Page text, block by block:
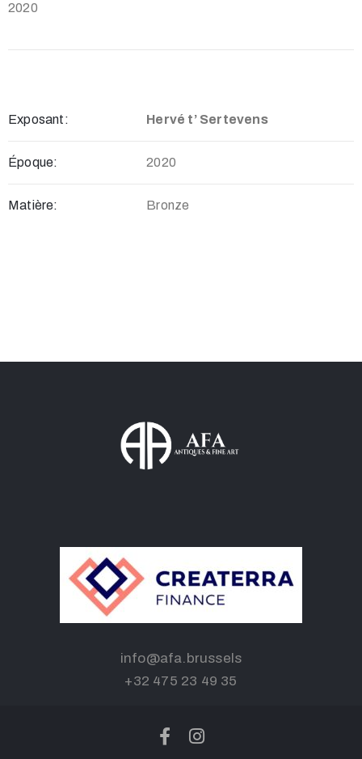
2020
Exposant: Hervé t’ Sertevens
Époque: 2020
Matière: Bronze
info@afa.brussels
+32 475 23 49 35